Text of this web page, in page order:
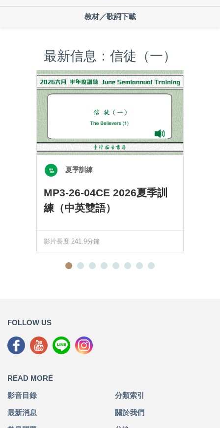
教材／歌詞下載
最新信息：信徒（一）
夏季訓練
MP3-26-04CE 2026夏季訓
練（中英雙語）
影片長度 241.9分鐘
FOLLOW US
READ MORE
影音目錄 分類索引
最新消息 關於我們